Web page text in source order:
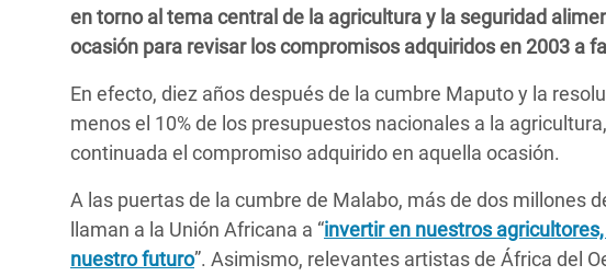
Conflictos y Desastres
Desigualdad Extrema y
Servicios Sociales Básicos
Digital Age
Gender, Rights, and Justice
Crisis Climática y
en África Oriental
Crisis de Personas
en Sudán del Sur
en Bangladesh
Crisis en Siria
#ActuaPorElClima
se Oculta tras los Alimentos
¡Basta! Acabemos con las violencias contra
ayuda
a
la
navegación
en torno al tema central de la agricultura y la seguridad
ocasión para revisar los compromisos adquiridos en 2003 a
En efecto, diez años después de la cumbre Maputo y la
menos el 10% de los presupuestos nacionales a la
continuada el compromiso adquirido en aquella ocasión.
A las puertas de la cumbre de Malabo, más de dos millones
llaman a la Unión Africana a “invertir en nuestros
nuestro futuro”. Asimismo, relevantes artistas de África del